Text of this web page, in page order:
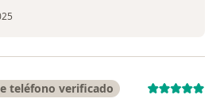
teléfono verificado